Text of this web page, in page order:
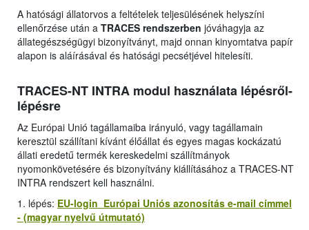
A hatósági állatorvos a feltételek teljesülésének helyszíni
ellenőrzése után a TRACES rendszerben jóváhagyja az
állategészségügyi bizonyítványt, majd onnan kinyomtatva papír
alapon is aláírásával és hatósági pecsétjével hitelesíti.
TRACES-NT INTRA modul használata lépésről-
lépésre
Az Európai Unió tagállamaiba irányuló, vagy tagállamain
keresztül szállítani kívánt élőállat és egyes magas kockázatú
állati eredetű termék kereskedelmi szállítmányok
nyomonkövetésére és bizonyítvány kiállításához a TRACES-NT
INTRA rendszert kell használni.
1. lépés: EU-login Európai Uniós azonosítás e-mail címmel
- (magyar nyelvű útmutató)